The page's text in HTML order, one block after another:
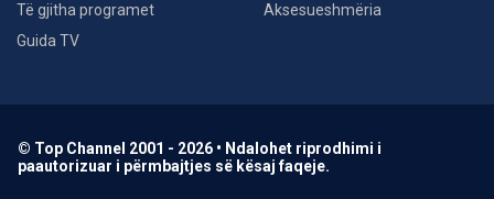
Të gjitha programet
Guida TV
Aksesueshmëria
© Top Channel 2001 - 2026 • Ndalohet riprodhimi i
paautorizuar i përmbajtjes së kësaj faqeje.